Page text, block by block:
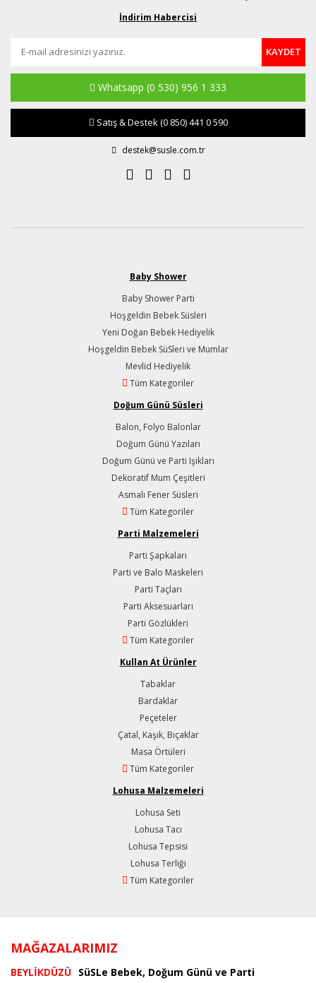
İndirim Habercisi
KAYDET
Whatsapp (0 530) 956 1 333
Satış & Destek(0 850) 441 0 590
destek@susle.com.tr
Baby Shower
Baby Shower Parti
Hoşgeldin Bebek Süsleri
Yeni Doğan Bebek Hediyelik
Hoşgeldin Bebek SüSleri ve Mumlar
Mevlid Hediyelik
Tüm Kategoriler
Doğum Günü Süsleri
Balon, Folyo Balonlar
Doğum Günü Yazıları
Doğum Günü ve Parti Işıkları
Dekoratif Mum Çeşitleri
Asmalı Fener Süsleri
Tüm Kategoriler
Parti Malzemeleri
Parti Şapkaları
Parti ve Balo Maskeleri
Parti Taçları
Parti Aksesuarları
Parti Gözlükleri
Tüm Kategoriler
Kullan At Ürünler
Tabaklar
Bardaklar
Peçeteler
Çatal, Kaşık, Bıçaklar
Masa Örtüleri
Tüm Kategoriler
Lohusa Malzemeleri
Lohusa Seti
Lohusa Tacı
Lohusa Tepsisi
Lohusa Terliği
Tüm Kategoriler
MAĞAZALARIMIZ
BEYLİKDÜZÜ SüSLe Bebek, Doğum Günü ve Parti